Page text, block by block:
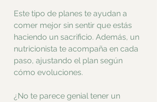
Este tipo de planes te ayudan a
comer mejor sin sentir que estás
haciendo un sacrificio. Además, un
nutricionista te acompaña en cada
paso, ajustando el plan según
cómo evoluciones.
¿No te parece genial tener un